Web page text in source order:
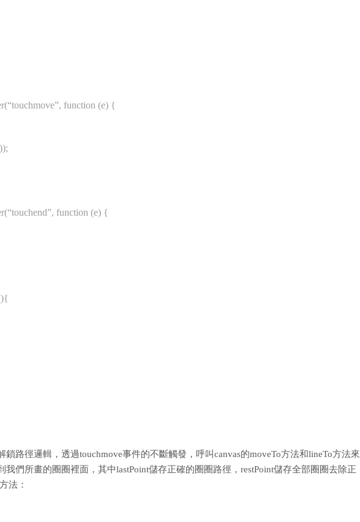
function (e) {
function (e) {
路徑邏輯，透過touchmove事件的不斷觸發，呼叫canvas的moveTo方法和lineTo方法來
我們所畫的圈圈裡面，其中lastPoint儲存正確的圈圈路徑，restPoint儲存全部圈圈去除正
法：